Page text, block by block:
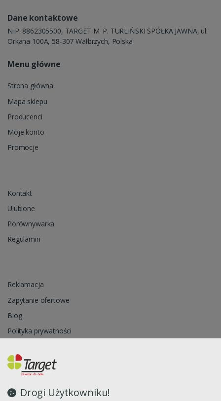
Drogi Użytkowniku!
Dane kontaktowe
NIP: 8862305500, TARGET M. P. TURLIŃSKI SPÓŁKA JAWNA, ul.
Orkana 100A, 58-307 Wałbrzych, Polska
Menu główne
Strona główna
Mapa sklepu
Producenci
Moje konto
Promocje
Kontakt
Ulubione
Porównywarka
Regulamin
Reklamacja
Zapytanie ofertowe
Blog
Polityka prywatności
Oprogramowanie sklepu internetowego dostarcza